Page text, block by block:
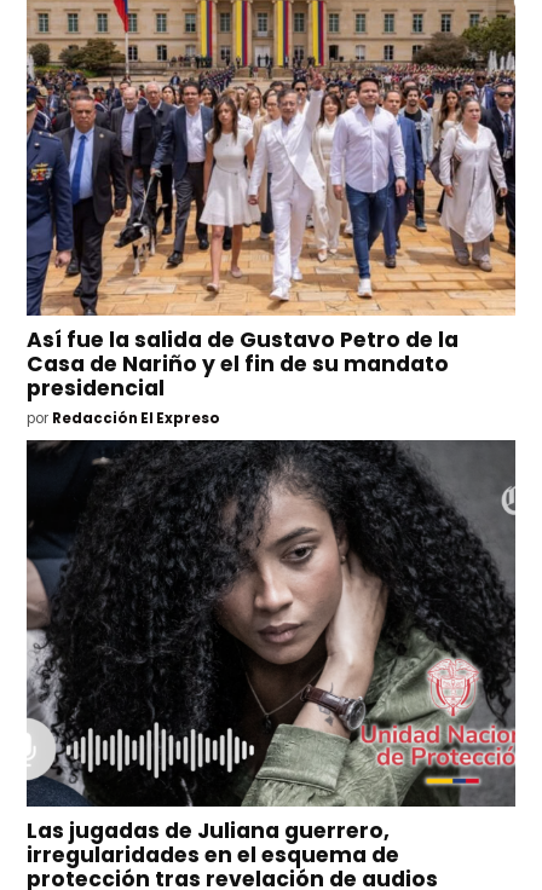
Así fue la salida de Gustavo Petro de la
Casa de Nariño y el fin de su mandato
presidencial
por Redacción El Expreso
Las jugadas de Juliana guerrero,
irregularidades en el esquema de
protección tras revelación de audios